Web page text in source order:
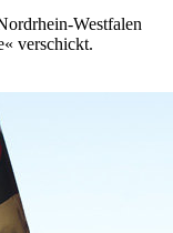
Westfalen
verschickt.